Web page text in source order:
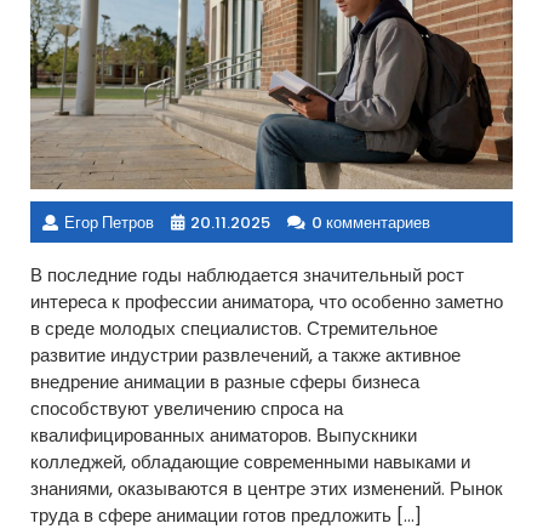
Егор Петров 20.11.2025 0 комментариев
В последние годы наблюдается значительный рост
интереса к профессии аниматора, что особенно заметно
в среде молодых специалистов. Стремительное
развитие индустрии развлечений, а также активное
внедрение анимации в разные сферы бизнеса
способствуют увеличению спроса на
квалифицированных аниматоров. Выпускники
колледжей, обладающие современными навыками и
знаниями, оказываются в центре этих изменений. Рынок
труда в сфере анимации готов предложить […]